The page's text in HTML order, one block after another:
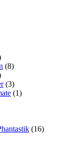
(8)
(3)
(1)
(16)